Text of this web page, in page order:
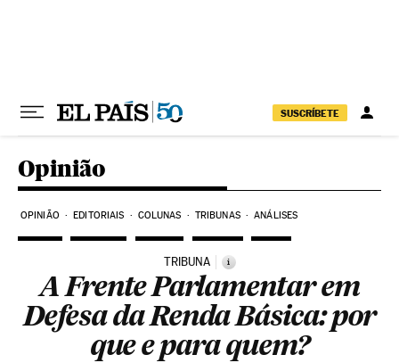
SUSCRÍBETE
Opinião
OPINIÃO EDITORIAIS COLUNAS TRIBUNAS ANÁLISES
TRIBUNA i
A Frente Parlamentar em
Defesa da Renda Básica: por
que e para quem?